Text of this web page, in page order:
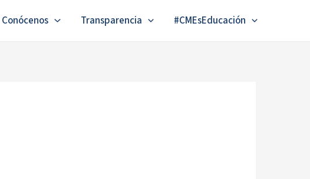
Conócenos Transparencia #CMEsEducación